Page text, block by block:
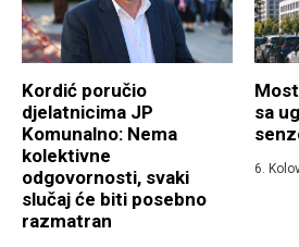
Kordić poručio
djelatnicima JP
Komunalno: Nema
kolektivne
odgovornosti, svaki
slučaj će biti posebno
razmatran
sa
6.